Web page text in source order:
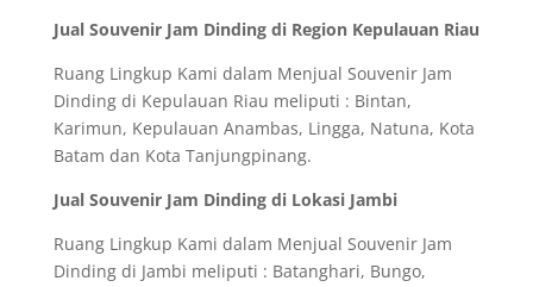
Jual Souvenir Jam Dinding di Region Kepulauan Riau
Ruang Lingkup Kami dalam Menjual Souvenir Jam
Dinding di Kepulauan Riau meliputi : Bintan,
Karimun, Kepulauan Anambas, Lingga, Natuna, Kota
Batam dan Kota Tanjungpinang.
Jual Souvenir Jam Dinding di Lokasi Jambi
Ruang Lingkup Kami dalam Menjual Souvenir Jam
Dinding di Jambi meliputi : Batanghari, Bungo,